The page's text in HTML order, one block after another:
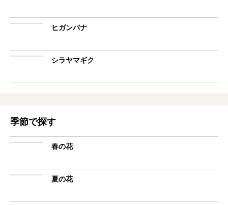
ヒガンバナ
シラヤマギク
季節で探す
春の花
夏の花